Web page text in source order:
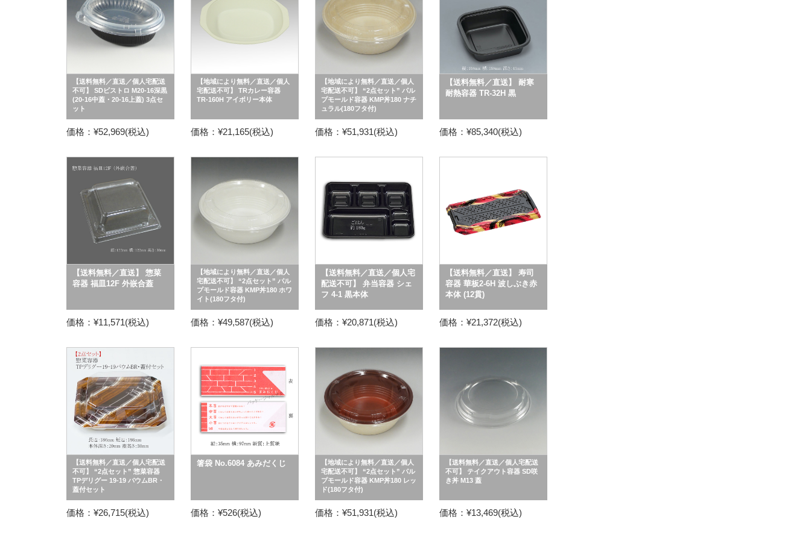
【送料無料／直送／個人宅配送
不可】 SDビストロ M20-16深黒
(20-16中蓋・20-16上蓋) 3点セ
ット
価格：¥52,969(税込)
【地域により無料／直送／個人
宅配送不可】 TRカレー容器
TR-160H アイボリー本体
価格：¥21,165(税込)
【地域により無料／直送／個人
宅配送不可】 “2点セット” パル
プモールド容器 KMP丼180 ナチ
ュラル(180フタ付)
価格：¥51,931(税込)
【送料無料／直送】 耐寒
耐熱容器 TR-32H 黒
価格：¥85,340(税込)
【送料無料／直送】 惣菜
容器 福皿12F 外嵌合蓋
価格：¥11,571(税込)
【地域により無料／直送／個人
宅配送不可】 “2点セット” パル
プモールド容器 KMP丼180 ホワ
イト(180フタ付)
価格：¥49,587(税込)
【送料無料／直送／個人宅
配送不可】 弁当容器 シェ
フ 4-1 黒本体
価格：¥20,871(税込)
【送料無料／直送】 寿司
容器 華板2-6H 波しぶき赤
本体 (12貫)
価格：¥21,372(税込)
【送料無料／直送／個人宅配送
不可】 “2点セット” 惣菜容器
TPデリグー 19-19 バウムBR・
蓋付セット
価格：¥26,715(税込)
箸袋 No.6084 あみだくじ
価格：¥526(税込)
【地域により無料／直送／個人
宅配送不可】 “2点セット” パル
プモールド容器 KMP丼180 レッ
ド(180フタ付)
価格：¥51,931(税込)
【送料無料／直送／個人宅配送
不可】 テイクアウト容器 SD咲
き丼 M13 蓋
価格：¥13,469(税込)